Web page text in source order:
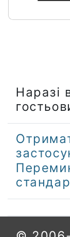
Наразі